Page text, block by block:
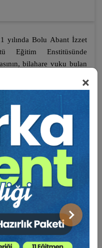
×
Sonraki
yılında Bolu Abant İzzet
Eğitim Enstitüsünde
bilahare vuku bulan
etkisizleşmesi,
özgü ve arızi bir durum
bir süreçtir ve miladı
büyük krize kadar
müdahalesi sonrasında
güçlendirilmesi
olmuş, 2017 Anayasa
teşkil etmiştir. Bu
parlamenter
halkın seçtiği tek kişiye
kişi yönetimine uygun
zayıflatılmış, yargı